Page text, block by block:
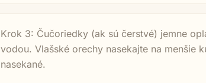
Krok 3: Čučoriedky (ak sú čerstvé) jemne
vodou. Vlašské orechy nasekajte na menšie
nasekané.